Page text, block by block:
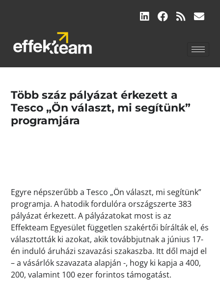
Több száz pályázat érkezett a
Tesco „Ön választ, mi segítünk”
programjára
Egyre népszerűbb a Tesco „Ön választ, mi segítünk”
programja. A hatodik fordulóra országszerte 383
pályázat érkezett. A pályázatokat most is az
Effekteam Egyesület független szakértői bírálták el, és
választották ki azokat, akik továbbjutnak a június 17-
én induló áruházi szavazási szakaszba. Itt dől majd el
– a vásárlók szavazata alapján -, hogy ki kapja a 400,
200, valamint 100 ezer forintos támogatást.